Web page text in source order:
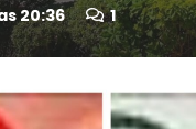
20:36 1